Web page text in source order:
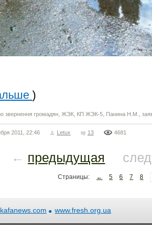
)
звернення громадян, ЖЭК, КП ЖЭК-5, Панина Н.М. ,
2011, 22:46 Letux 13 4681
← предыдущая
Страницы: ← 5 6 7 8
www.fresh.org.ua